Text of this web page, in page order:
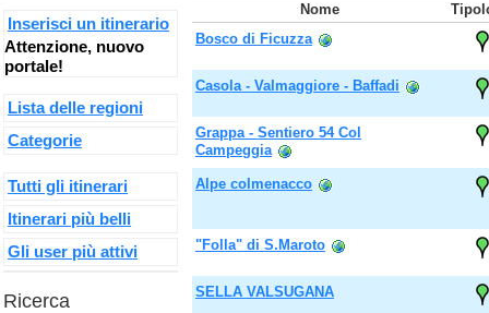
Nome
Bosco di Ficuzza
Casola - Valmaggiore - Baffadi
Grappa - Sentiero 54 Col
Campeggia
Alpe colmenacco
"Folla" di S.Maroto
SELLA VALSUGANA
Inserisci un itinerario
Attenzione, nuovo
portale!
Lista delle regioni
Categorie
Tutti gli itinerari
Itinerari più belli
Gli user più attivi
Ricerca